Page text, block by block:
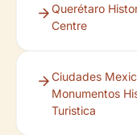
Querétaro
Centre
Ciudades
Monumentos
Turistica